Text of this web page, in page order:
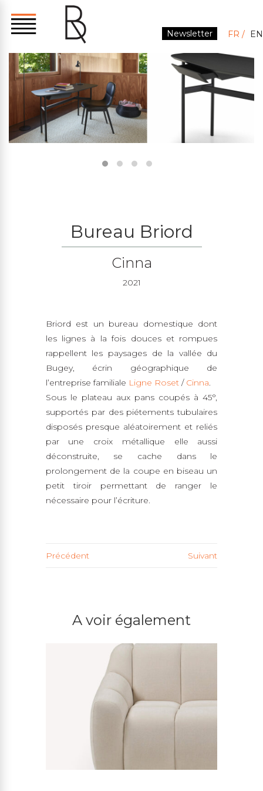
Newsletter FR EN
Bureau Briord
Cinna
2021
Briord est un bureau domestique dont
les lignes à la fois douces et rompues
rappellent les paysages de la vallée du
Bugey, écrin géographique de
l’entreprise familiale Ligne Roset/ Cinna.
Sous le plateau aux pans coupés à 45°,
supportés par des piétements tubulaires
disposés presque aléatoirement et reliés
par une croix métallique elle aussi
déconstruite, se cache dans le
prolongement de la coupe en biseau un
petit tiroir permettant de ranger le
nécessaire pour l’écriture.
Précédent Suivant
A voir également
CANAPÉ MAMA